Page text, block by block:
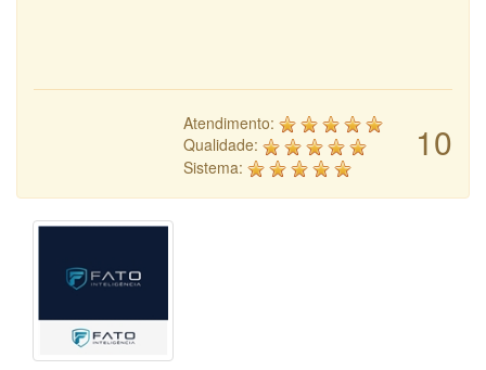
10
Atendimento:
Qualidade:
Sistema: